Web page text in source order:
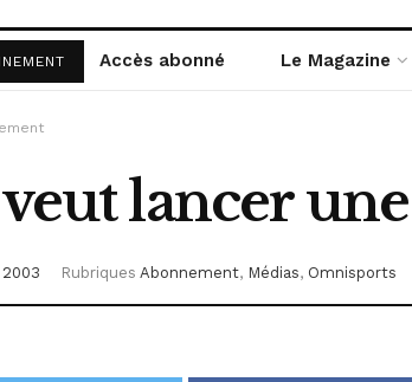
Accès abonné Le Magazine
lancer
Rubriques Abonnement, Médias, Omnisports